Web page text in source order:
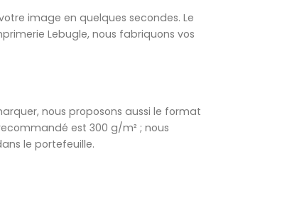
image en quelques secondes. Le
Lebugle, nous fabriquons vos
nous proposons aussi le format
est 300 g/m² ; nous
le portefeuille.